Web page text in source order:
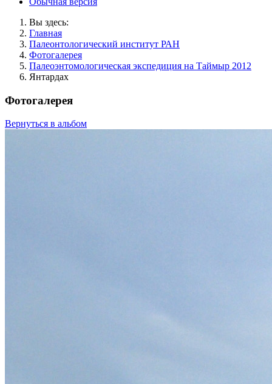
Вы здесь:
Главная
Палеонтологический институт РАН
Фотогалерея
Палеоэнтомологическая экспедиция на Таймыр 2012
Янтардах
Фотогалерея
Вернуться в альбом